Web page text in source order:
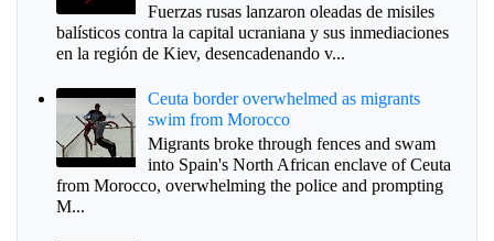
Fuerzas rusas lanzaron oleadas de misiles
balísticos contra la capital ucraniana y sus inmediaciones
en la región de Kiev, desencadenando v...
Ceuta border overwhelmed as migrants
swim from Morocco
Migrants broke through fences and swam
into Spain's North African enclave of Ceuta
from Morocco, overwhelming the police and prompting
M...